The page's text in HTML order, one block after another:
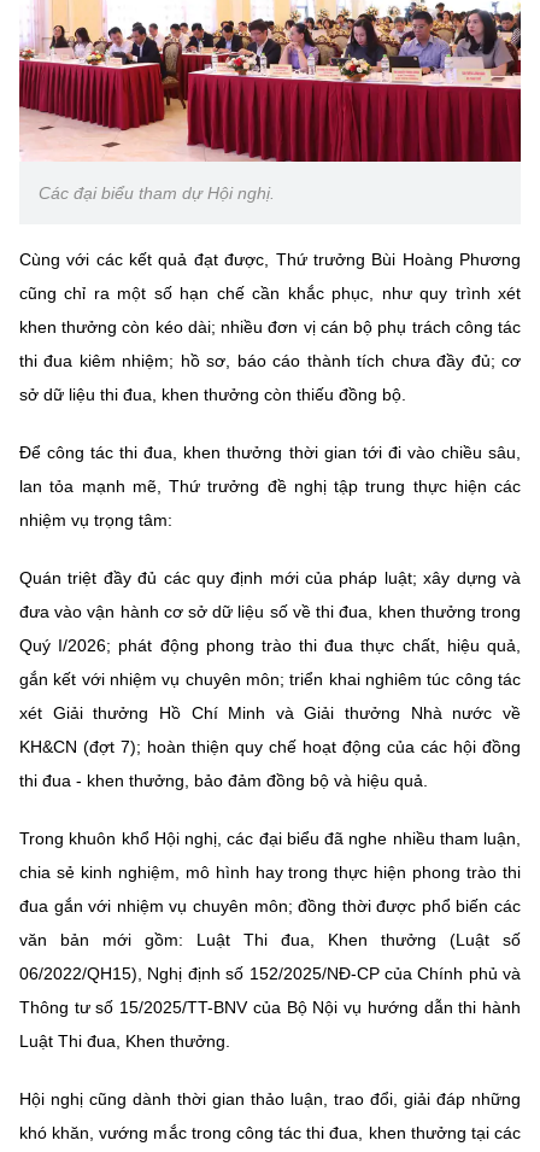
Các đại biểu tham dự Hội nghị.
Cùng với các kết quả đạt được, Thứ trưởng Bùi Hoàng Phương
cũng chỉ ra một số hạn chế cần khắc phục, như quy trình xét
khen thưởng còn kéo dài; nhiều đơn vị cán bộ phụ trách công tác
thi đua kiêm nhiệm; hồ sơ, báo cáo thành tích chưa đầy đủ; cơ
sở dữ liệu thi đua, khen thưởng còn thiếu đồng bộ.
Để công tác thi đua, khen thưởng thời gian tới đi vào chiều sâu,
lan tỏa mạnh mẽ, Thứ trưởng đề nghị tập trung thực hiện các
nhiệm vụ trọng tâm:
Quán triệt đầy đủ các quy định mới của pháp luật; xây dựng và
đưa vào vận hành cơ sở dữ liệu số về thi đua, khen thưởng trong
Quý I/2026; phát động phong trào thi đua thực chất, hiệu quả,
gắn kết với nhiệm vụ chuyên môn; triển khai nghiêm túc công tác
xét Giải thưởng Hồ Chí Minh và Giải thưởng Nhà nước về
KH&CN (đợt 7); hoàn thiện quy chế hoạt động của các hội đồng
thi đua - khen thưởng, bảo đảm đồng bộ và hiệu quả.
Trong khuôn khổ Hội nghị, các đại biểu đã nghe nhiều tham luận,
chia sẻ kinh nghiệm, mô hình hay trong thực hiện phong trào thi
đua gắn với nhiệm vụ chuyên môn; đồng thời được phổ biến các
văn bản mới gồm: Luật Thi đua, Khen thưởng (Luật số
06/2022/QH15), Nghị định số 152/2025/NĐ-CP của Chính phủ và
Thông tư số 15/2025/TT-BNV của Bộ Nội vụ hướng dẫn thi hành
Luật Thi đua, Khen thưởng.
Hội nghị cũng dành thời gian thảo luận, trao đổi, giải đáp những
khó khăn, vướng mắc trong công tác thi đua, khen thưởng tại các